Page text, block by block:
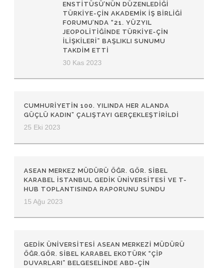
ENSTITÜSÜ’NÜN DÜZENLEDIĞI
TÜRKIYE-ÇIN AKADEMIK İŞ BIRLIĞI
FORUMU’NDA “21. YÜZYIL
JEOPOLITIĞINDE TÜRKIYE-ÇIN
İLIŞKILERI” BAŞLIKLI SUNUMU
TAKDIM ETTI
30 Kas 2023
CUMHURİYETİN 100. YILINDA HER ALANDA
GÜÇLÜ KADIN” ÇALIŞTAYI GERÇEKLEŞTİRİLDİ
25 Eki 2023
ASEAN MERKEZ MÜDÜRÜ ÖĞR. GÖR. SİBEL
KARABEL İSTANBUL GEDİK ÜNİVERSİTESİ VE T-
HUB TOPLANTISINDA RAPORUNU SUNDU
15 Ağu 2023
GEDIK ÜNIVERSITESI ASEAN MERKEZI MÜDÜRÜ
ÖĞR.GÖR. SIBEL KARABEL EKOTÜRK “ÇIP
DUVARLARI” BELGESELINDE ABD-ÇIN